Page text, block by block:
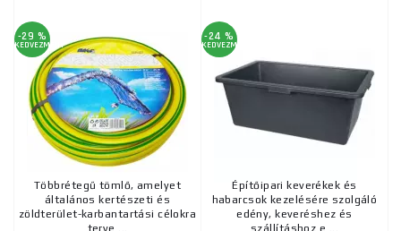
-29 %
KEDVEZMÉNY
Többrétegű tömlő, amelyet
általános kertészeti és
zöldterület-karbantartási célokra
terve ...
-24 %
KEDVEZMÉNY
Építőipari keverékek és
habarcsok kezelésére szolgáló
edény, keveréshez és
szállításhoz e ...